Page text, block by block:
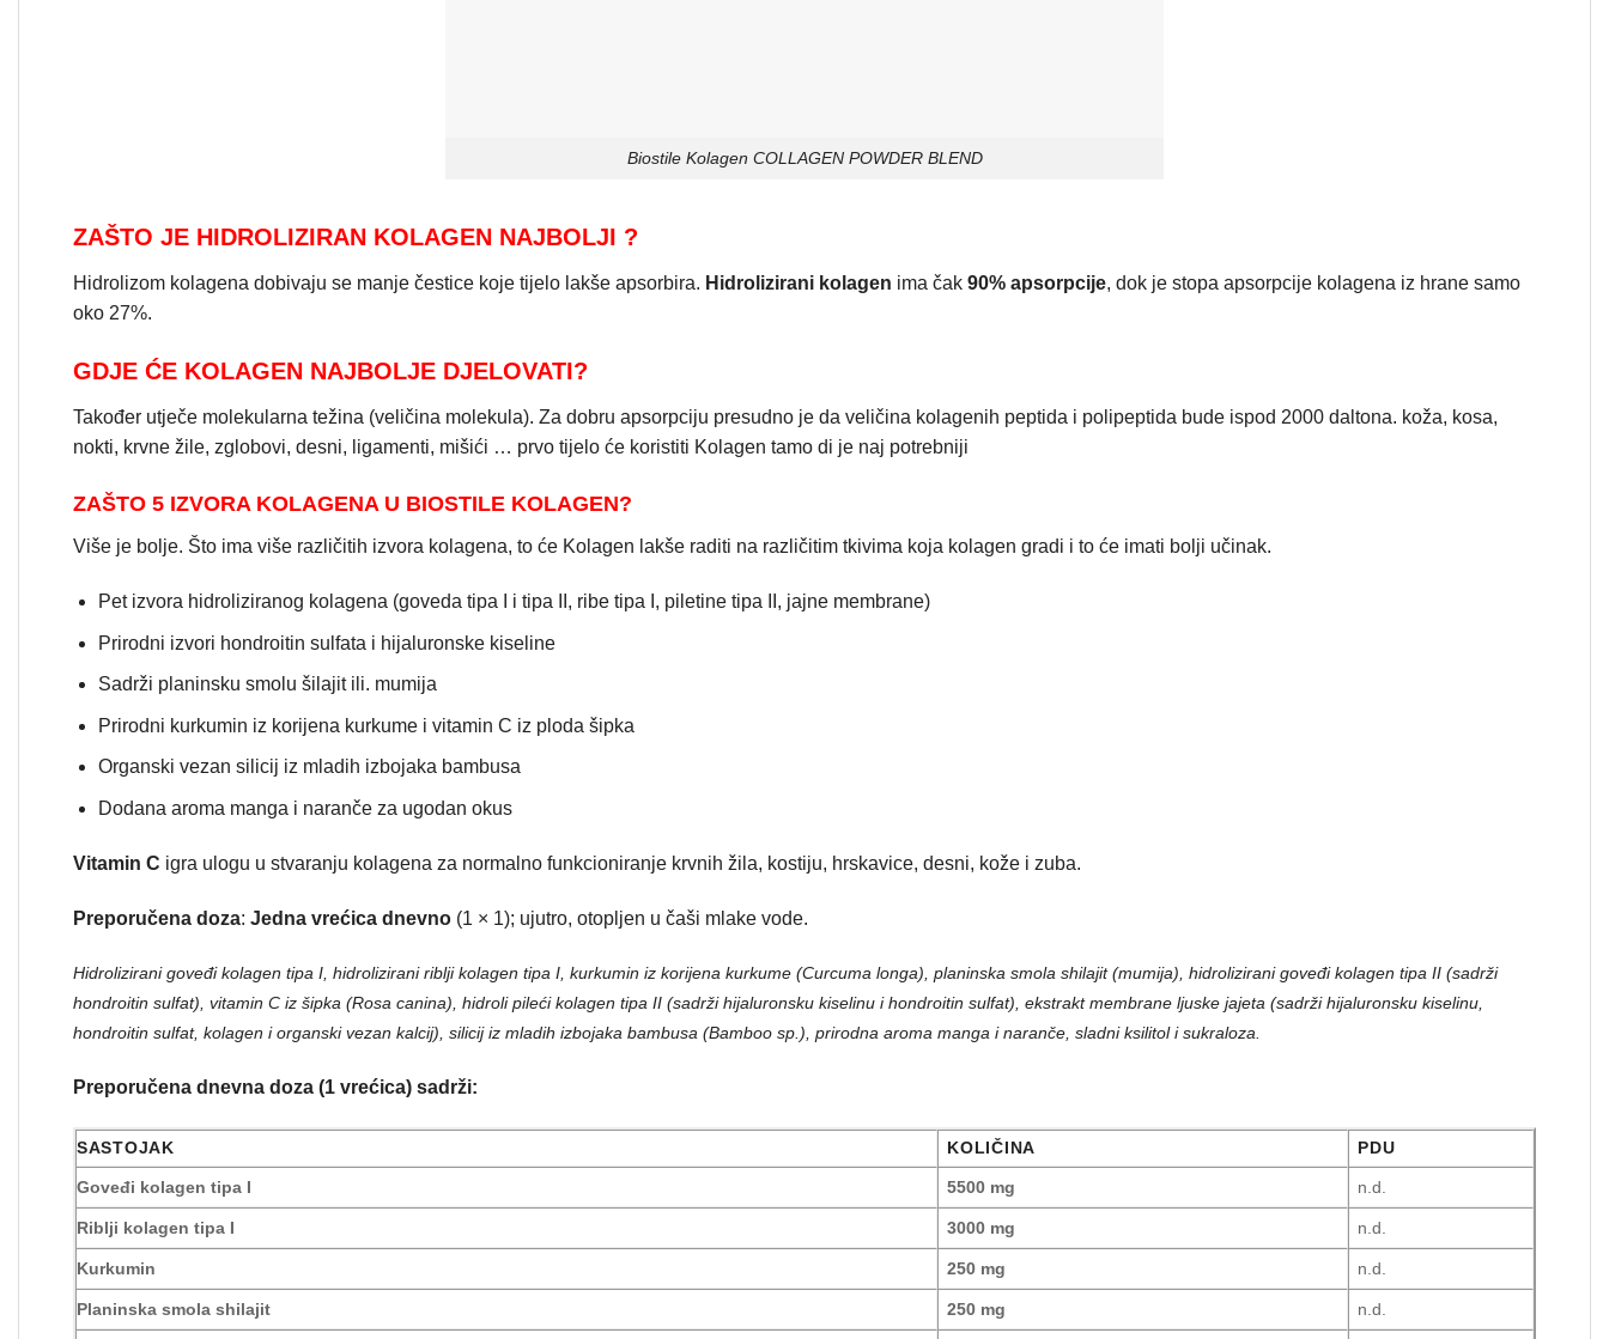
Biostile Kolagen COLLAGEN POWDER BLEND
ZAŠTO JE HIDROLIZIRAN KOLAGEN NAJBOLJI ?
Hidrolizom kolagena dobivaju se manje čestice koje tijelo lakše apsorbira. Hidrolizirani kolagen ima čak 90% apsorpcije, dok je stopa apsorpcije kolagena iz hrane samo
oko 27%.
GDJE ĆE KOLAGEN NAJBOLJE DJELOVATI?
Također utječe molekularna težina (veličina molekula). Za dobru apsorpciju presudno je da veličina kolagenih peptida i polipeptida bude ispod 2000 daltona. koža, kosa,
nokti, krvne žile, zglobovi, desni, ligamenti, mišići … prvo tijelo će koristiti Kolagen tamo di je naj potrebniji
ZAŠTO 5 IZVORA KOLAGENA U BIOSTILE KOLAGEN?
Više je bolje. Što ima više različitih izvora kolagena, to će Kolagen lakše raditi na različitim tkivima koja kolagen gradi i to će imati bolji učinak.
Pet izvora hidroliziranog kolagena (goveda tipa I i tipa II, ribe tipa I, piletine tipa II, jajne membrane)
Prirodni izvori hondroitin sulfata i hijaluronske kiseline
Sadrži planinsku smolu šilajit ili. mumija
Prirodni kurkumin iz korijena kurkume i vitamin C iz ploda šipka
Organski vezan silicij iz mladih izbojaka bambusa
Dodana aroma manga i naranče za ugodan okus
Vitamin C igra ulogu u stvaranju kolagena za normalno funkcioniranje krvnih žila, kostiju, hrskavice, desni, kože i zuba.
Preporučena doza: Jedna vrećica dnevno (1 × 1); ujutro, otopljen u čaši mlake vode.
Hidrolizirani goveđi kolagen tipa I, hidrolizirani riblji kolagen tipa I, kurkumin iz korijena kurkume (Curcuma longa), planinska smola shilajit (mumija), hidrolizirani goveđi kolagen tipa II (sadrži
hondroitin sulfat), vitamin C iz šipka (Rosa canina), hidroli pileći kolagen tipa II (sadrži hijaluronsku kiselinu i hondroitin sulfat), ekstrakt membrane ljuske jajeta (sadrži hijaluronsku kiselinu,
hondroitin sulfat, kolagen i organski vezan kalcij), silicij iz mladih izbojaka bambusa (Bamboo sp.), prirodna aroma manga i naranče, sladni ksilitol i sukraloza.
Preporučena dnevna doza (1 vrećica) sadrži:
SASTOJAK KOLIČINA PDU
Goveđi kolagen tipa I 5500 mg n.d.
Riblji kolagen tipa I 3000 mg n.d.
Kurkumin 250 mg n.d.
Planinska smola shilajit 250 mg n.d.